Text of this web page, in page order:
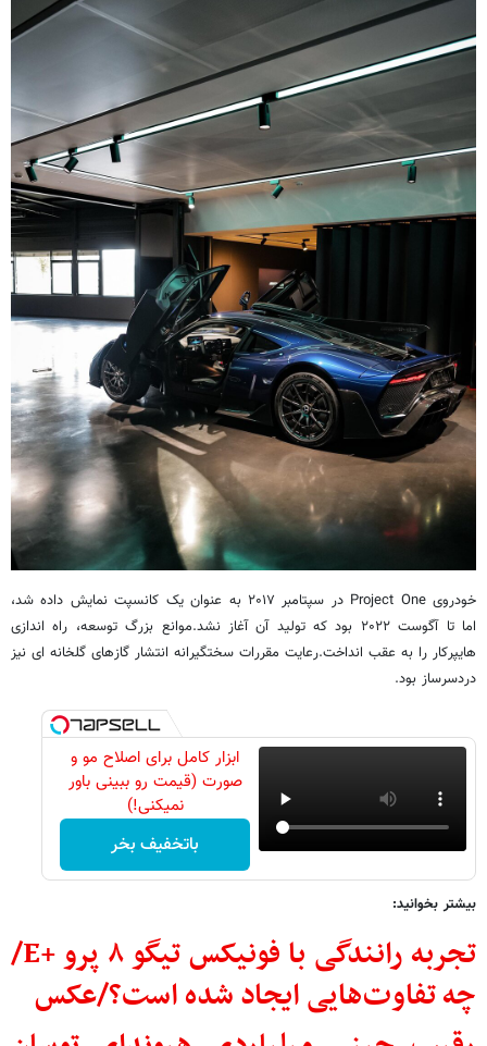
خودروی Project One در سپتامبر ۲۰۱۷ به عنوان یک کانسپت نمایش داده شد،
اما تا آگوست ۲۰۲۲ بود که تولید آن آغاز نشد.موانع بزرگ توسعه، راه اندازی
هایپرکار را به عقب انداخت.رعایت مقررات سختگیرانه انتشار گازهای گلخانه ای نیز
دردسرساز بود.
ابزار کامل برای اصلاح مو و
صورت (قیمت رو ببینی باور
نمیکنی!)
باتخفیف بخر
بیشتر بخوانید:
تجربه رانندگی با فونیکس تیگو ۸ پرو +E/
چه تفاوت‌هایی ایجاد شده است؟/عکس